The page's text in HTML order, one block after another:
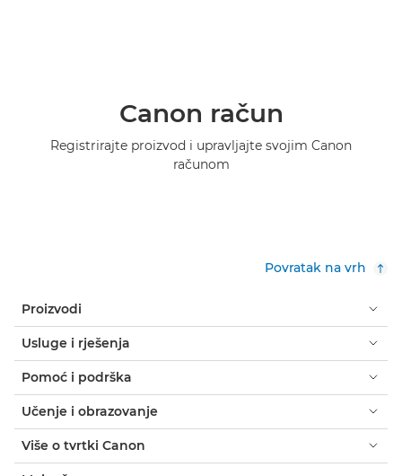
Canon račun
Registrirajte proizvod i upravljajte svojim Canon
računom
Povratak na vrh
Proizvodi
Usluge i rješenja
Pomoć i podrška
Učenje i obrazovanje
Više o tvrtki Canon